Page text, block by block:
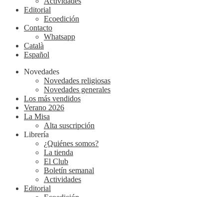
Editorial
Ecoedición
Contacto
Whatsapp
Català
Español
Novedades
Novedades religiosas
Novedades generales
Los más vendidos
Verano 2026
La Misa
Alta suscripción
Librería
¿Quiénes somos?
La tienda
El Club
Boletín semanal
Actividades
Editorial